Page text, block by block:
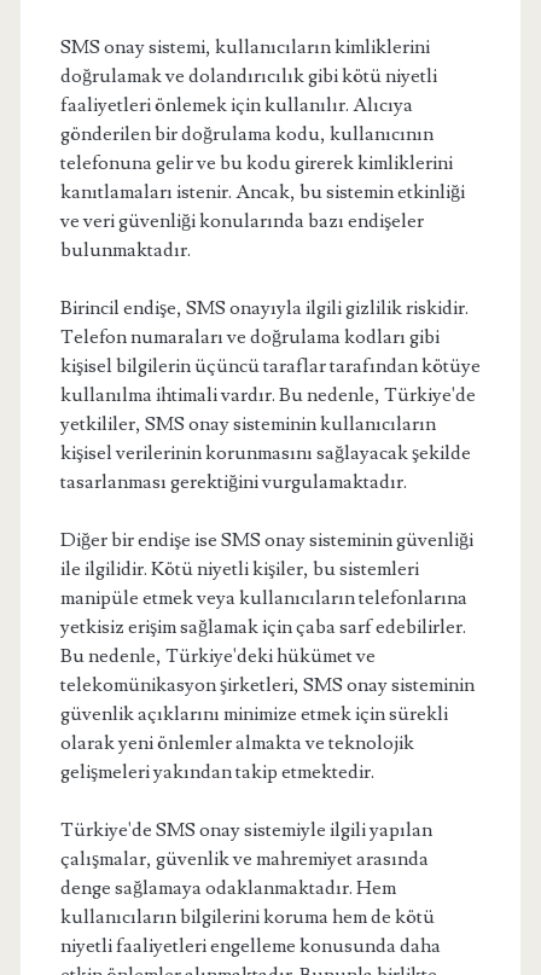
SMS onay sistemi, kullanıcıların kimliklerini
doğrulamak ve dolandırıcılık gibi kötü niyetli
faaliyetleri önlemek için kullanılır. Alıcıya
gönderilen bir doğrulama kodu, kullanıcının
telefonuna gelir ve bu kodu girerek kimliklerini
kanıtlamaları istenir. Ancak, bu sistemin etkinliği
ve veri güvenliği konularında bazı endişeler
bulunmaktadır.
Birincil endişe, SMS onayıyla ilgili gizlilik riskidir.
Telefon numaraları ve doğrulama kodları gibi
kişisel bilgilerin üçüncü taraflar tarafından kötüye
kullanılma ihtimali vardır. Bu nedenle, Türkiye'de
yetkililer, SMS onay sisteminin kullanıcıların
kişisel verilerinin korunmasını sağlayacak şekilde
tasarlanması gerektiğini vurgulamaktadır.
Diğer bir endişe ise SMS onay sisteminin güvenliği
ile ilgilidir. Kötü niyetli kişiler, bu sistemleri
manipüle etmek veya kullanıcıların telefonlarına
yetkisiz erişim sağlamak için çaba sarf edebilirler.
Bu nedenle, Türkiye'deki hükümet ve
telekomünikasyon şirketleri, SMS onay sisteminin
güvenlik açıklarını minimize etmek için sürekli
olarak yeni önlemler almakta ve teknolojik
gelişmeleri yakından takip etmektedir.
Türkiye'de SMS onay sistemiyle ilgili yapılan
çalışmalar, güvenlik ve mahremiyet arasında
denge sağlamaya odaklanmaktadır. Hem
kullanıcıların bilgilerini koruma hem de kötü
niyetli faaliyetleri engelleme konusunda daha